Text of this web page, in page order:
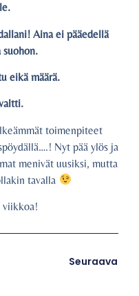
Aina ei pääedellä
suohon.
eikä määrä.
toimenpiteet
Nyt pää ylös ja
menivät uusiksi, mutta
tavalla
viikkoa!
Seuraava